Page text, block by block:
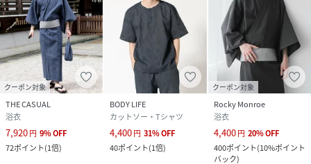
クーポン対象
THE CASUAL
浴衣
7,920円 9%OFF
72ポイント(1倍)
BODY LIFE
カットソー・Tシャツ
4,400円 31%OFF
40ポイント(1倍)
クーポン対象
Rocky Monroe
浴衣
4,400円 20%OFF
400ポイント(10%ポイント
バック)